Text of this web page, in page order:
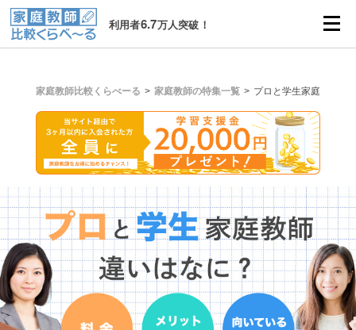
利用者6.7万人突破！
家庭教師比較くらべーる 家庭教師の特集一覧 プロと学生家庭教師の